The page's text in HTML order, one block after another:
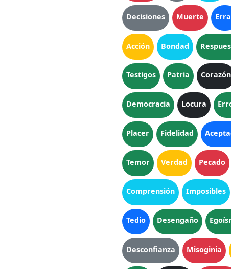
Decisiones Muerte
Acción Bondad
Testigos Patria Corazón
Democracia Locura
Placer Fidelidad
Temor Verdad Pecado
Comprensión Imposibles
Tedio Desengaño
Desconfianza Misoginia